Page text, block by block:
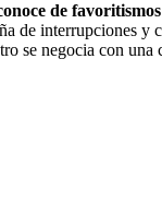
de
de interrupciones y
se negocia con una